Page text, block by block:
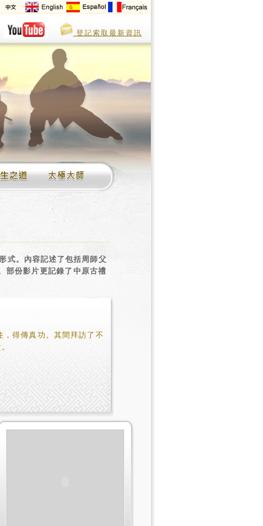
登記索取最新資訊
式。內容記述了包括周師父
部份影片更記錄了中原古禮
得傳真功。其間拜訪了不